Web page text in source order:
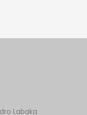
Labaka